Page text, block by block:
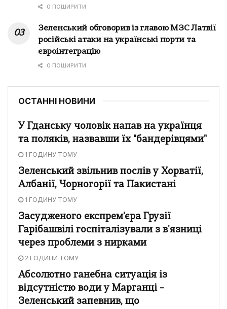
0 ПОШИРИТИ
Зеленський обговорив із главою МЗС Латвії
російські атаки на українські порти та
євроінтеграцію
0 ПОШИРИТИ
ОСТАННІ НОВИНИ
У Гданську чоловік напав на українця
та поляків, назвавши їх "бандерівцями"
1 ГОДИНУ ТОМУ
Зеленський звільнив послів у Хорватії,
Албанії, Чорногорії та Пакистані
1 ГОДИНУ ТОМУ
Засудженого експрем'єра Грузії
Гарібашвілі госпіталізували з в'язниці
через проблеми з нирками
2 ГОДИНИ ТОМУ
Абсолютно ганебна ситуація із
відсутністю води у Марганці –
Зеленський запевнив, що